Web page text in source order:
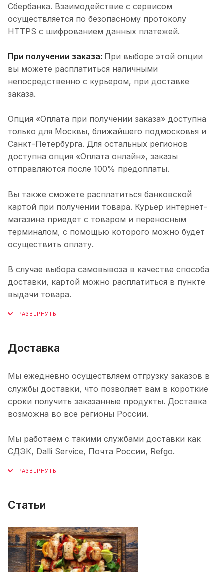
Сбербанка. Взаимодействие с сервисом
осуществляется по безопасному протоколу
HTTPS с шифрованием данных платежей.
При получении заказа: При выборе этой опции
вы можете расплатиться наличными
непосредственно с курьером, при доставке
заказа.
Опция «Оплата при получении заказа» доступна
только для Москвы, ближайшего подмосковья и
Санкт-Петербурга. Для остальных регионов
доступна опция «Оплата онлайн», заказы
отправляются после 100% предоплаты.
Вы также сможете расплатиться банковской
картой при получении товара. Курьер интернет-
магазина приедет с товаром и переносным
терминалом, с помощью которого можно будет
осуществить оплату.
В случае выбора самовывоза в качестве способа
доставки, картой можно расплатиться в пункте
выдачи товара.
Доставка
Мы ежедневно осуществляем отгрузку заказов в
службы доставки, что позволяет вам в короткие
сроки получить заказанные продукты. Доставка
возможна во все регионы России.
Мы работаем с такими службами доставки как
СДЭК, Dalli Service, Почта России, Refgo.
Статьи